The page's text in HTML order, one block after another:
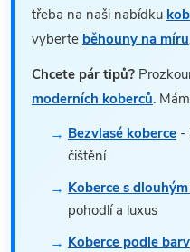
třeba na naši nabídku
vyberte běhouny na míru
Chcete pár tipů?
moderních koberců.
Bezvlasé koberce -
čištění
Koberce s
pohodlí a luxus
Koberce podle